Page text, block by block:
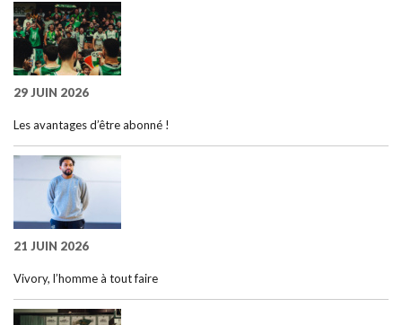
29 JUIN 2026
Les avantages d’être abonné !
21 JUIN 2026
Vivory, l’homme à tout faire